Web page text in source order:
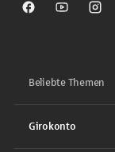
Sparkasse auf
Sparkasse
Beliebte Themen
Girokonto